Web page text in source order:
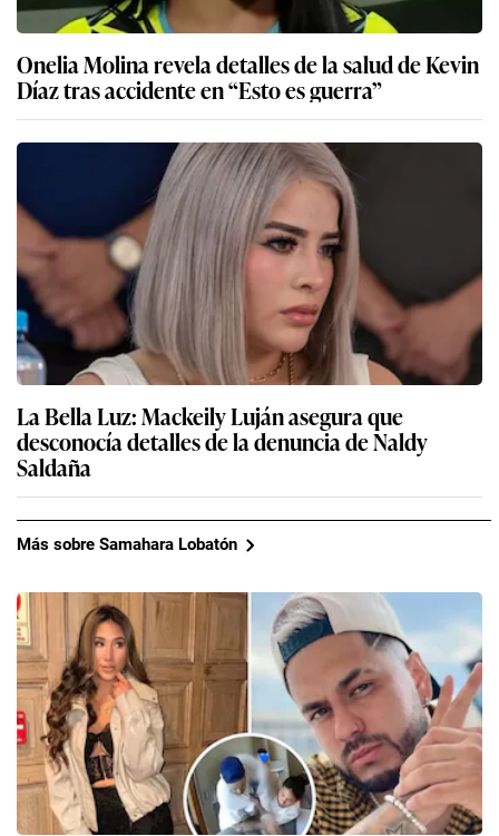
Onelia Molina revela detalles de la salud de Kevin
Díaz tras accidente en “Esto es guerra”
La Bella Luz: Mackeily Luján asegura que
desconocía detalles de la denuncia de Naldy
Saldaña
Más sobre Samahara Lobatón